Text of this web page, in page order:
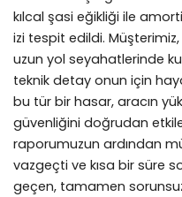
kılcal şasi eğikliği ile
izi tespit edildi. Müşterimiz,
uzun yol seyahatlerinde
teknik detay onun için
bu tür bir hasar, aracın
güvenliğini doğrudan
raporumuzun ardından
vazgeçti ve kısa bir süre
geçen, tamamen